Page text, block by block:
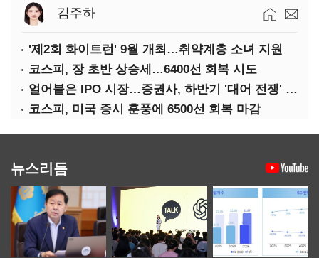
김주하
'제2회 화이트런' 9월 개최…취약계층 소녀 지원
코스피, 장 초반 상승세…6400선 회복 시도
얼어붙은 IPO 시장…증권사, 하반기 '대어 전쟁' 기대
코스피, 미국 증시 훈풍에 6500선 회복 마감
뉴스리듬